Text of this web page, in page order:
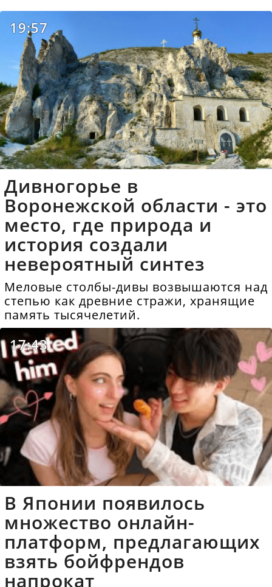
19:57
Дивногорье в
Воронежской области - это
место, где природа и
история создали
невероятный синтез
Меловые столбы-дивы возвышаются над
степью как древние стражи, хранящие
память тысячелетий.
17:43
В Японии появилось
множество онлайн-
платформ, предлагающих
взять бойфрендов
напрокат